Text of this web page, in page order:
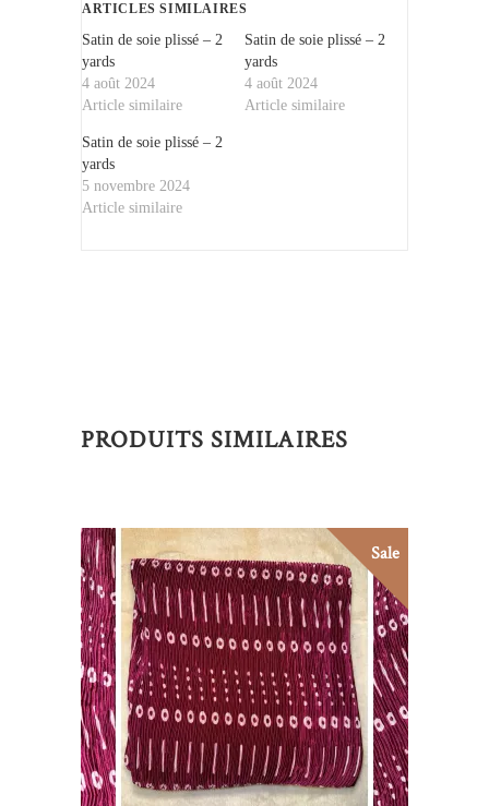
ARTICLES SIMILAIRES
Satin de soie plissé – 2
yards
4 août 2024
Article similaire
Satin de soie plissé – 2
yards
4 août 2024
Article similaire
Satin de soie plissé – 2
yards
5 novembre 2024
Article similaire
PRODUITS SIMILAIRES
Sale
AJOUTER AU PANIER